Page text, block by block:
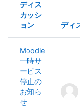
ディスカッ
ステータス
ディス
カッシ
ョン
ディ
Moodle
一時サ
ービス
停止の
お知ら
せ